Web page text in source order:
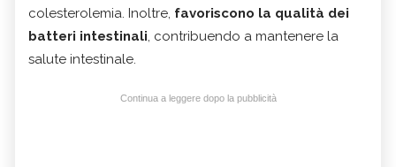
colesterolemia. Inoltre, favoriscono la qualità dei
batteri intestinali, contribuendo a mantenere la
salute intestinale.
Continua a leggere dopo la pubblicità